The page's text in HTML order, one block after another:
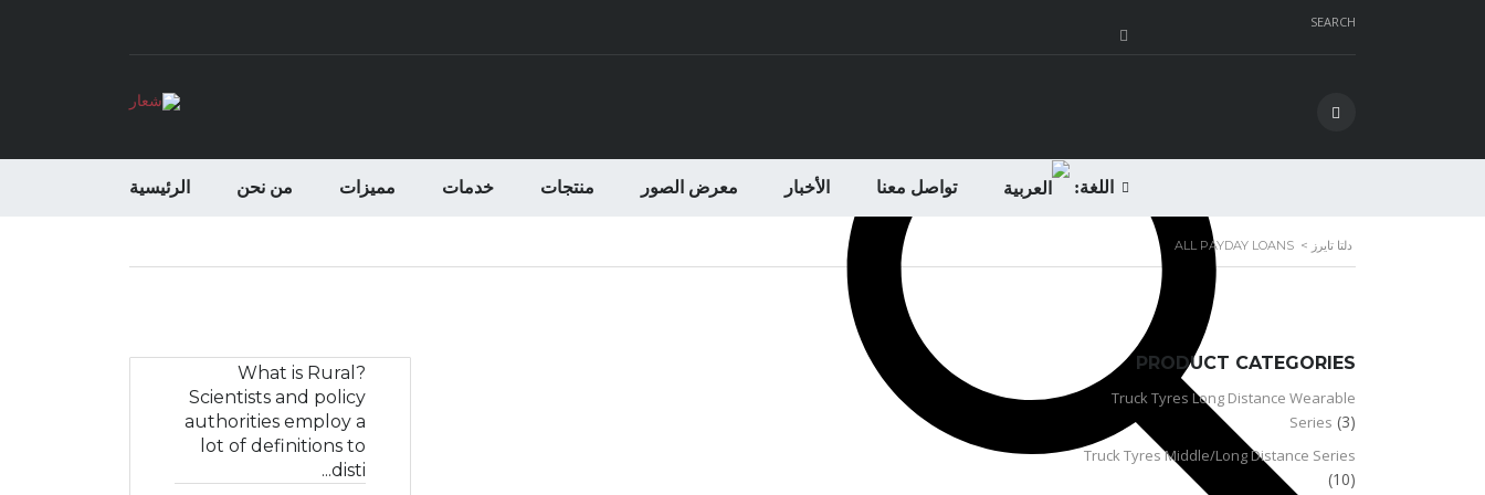
SEARCH
الرئيسية من نحن مميزات خدمات منتجات معرض الصور الأخبار تواصل معنا اللغة:
دلتا تايرز >
ALL PAYDAY LOANS
What is Rural?
Scientists and policy
authorities employ a
lot of definitions to
disti...
PRODUCT CATEGORIES
Truck Tyres Long Distance Wearable
Series (3)
Truck Tyres Middle/Long Distance Series
(10)